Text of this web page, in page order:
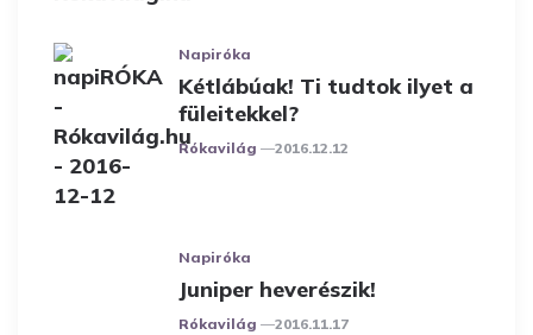
Napiróka
Kétlábúak! Ti tudtok ilyet a
füleitekkel?
Posted
Rókavilág 2016.12.12
Napiróka
Juniper heverészik!
Posted
Rókavilág 2016.11.17